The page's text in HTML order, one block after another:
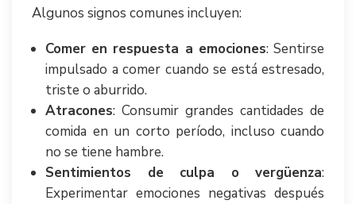
Algunos signos comunes incluyen:
Comer en respuesta a emociones: Sentirse
impulsado a comer cuando se está estresado,
triste o aburrido.
Atracones: Consumir grandes cantidades de
comida en un corto período, incluso cuando
no se tiene hambre.
Sentimientos de culpa o vergüenza:
Experimentar emociones negativas después